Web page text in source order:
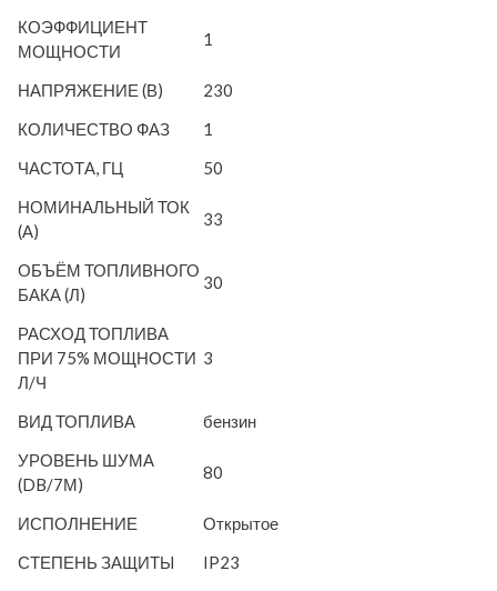
КОЭФФИЦИЕНТ
МОЩНОСТИ
1
НАПРЯЖЕНИЕ (В)
230
КОЛИЧЕСТВО ФАЗ
1
ЧАСТОТА, ГЦ
50
НОМИНАЛЬНЫЙ ТОК
(А)
33
ОБЪЁМ ТОПЛИВНОГО
БАКА (Л)
30
РАСХОД ТОПЛИВА
ПРИ 75% МОЩНОСТИ
Л/Ч
3
ВИД ТОПЛИВА
бензин
УРОВЕНЬ ШУМА
(DB/7М)
80
ИСПОЛНЕНИЕ
Открытое
СТЕПЕНЬ ЗАЩИТЫ
IP23